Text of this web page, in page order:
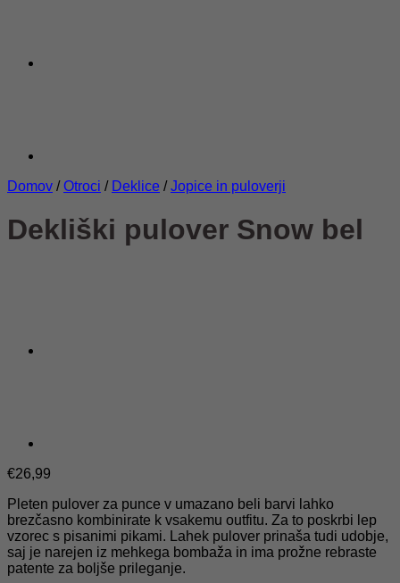
Domov / Otroci / Deklice / Jopice in puloverji
Dekliški pulover Snow bel
€26,99
Pleten pulover za punce v umazano beli barvi lahko
brezčasno kombinirate k vsakemu outfitu. Za to poskrbi lep
vzorec s pisanimi pikami. Lahek pulover prinaša tudi udobje,
saj je narejen iz mehkega bombaža in ima prožne rebraste
patente za boljše prileganje.